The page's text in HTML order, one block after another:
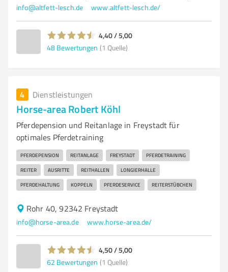
info@altfett-lesch.de www.altfett-lesch.de/
4,40 / 5,00
48 Bewertungen (1 Quelle)
4 Dienstleistungen
Horse-area Robert Köhl
Pferdepension und Reitanlage in Freystadt für
optimales Pferdetraining
PFERDEPENSION REITANLAGE FREYSTADT PFERDETRAINING
REITER AUSRITTE REITHALLEN LONGIERHALLE
PFERDEHALTUNG KOPPELN PFERDESERVICE REITERSTÜBCHEN
Rohr 40, 92342 Freystadt
info@horse-area.de www.horse-area.de/
4,50 / 5,00
62 Bewertungen (1 Quelle)